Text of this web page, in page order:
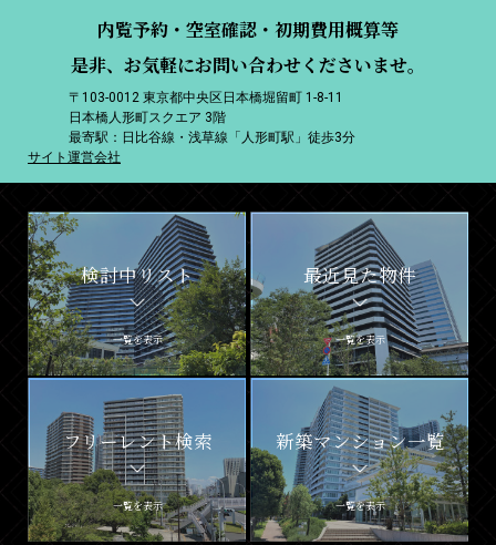
内覧予約・空室確認・初期費用概算等
是非、お気軽にお問い合わせくださいませ。
〒103-0012 東京都中央区日本橋堀留町 1-8-11
日本橋人形町スクエア 3階
最寄駅：日比谷線・浅草線「人形町駅」徒歩3分
サイト運営会社
検討中リスト
一覧を表示
最近見た物件
一覧を表示
フリーレント検索
一覧を表示
新築マンション一覧
一覧を表示